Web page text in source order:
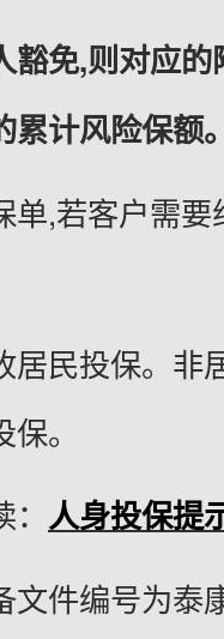
豁免,则对应
累计风险保额
单,若客户需
居民投保。非
。
人身投保提
文件编号为泰